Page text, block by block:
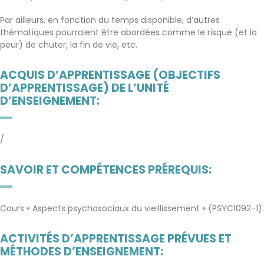
Par ailleurs, en fonction du temps disponible, d’autres
thématiques pourraient être abordées comme le risque (et la
peur) de chuter, la fin de vie, etc.
ACQUIS D’APPRENTISSAGE (OBJECTIFS
D’APPRENTISSAGE) DE L’UNITÉ
D’ENSEIGNEMENT:
/
SAVOIR ET COMPÉTENCES PRÉREQUIS:
Cours « Aspects psychosociaux du vieillissement » (PSYC1092-1).
ACTIVITÉS D’APPRENTISSAGE PRÉVUES ET
MÉTHODES D’ENSEIGNEMENT: